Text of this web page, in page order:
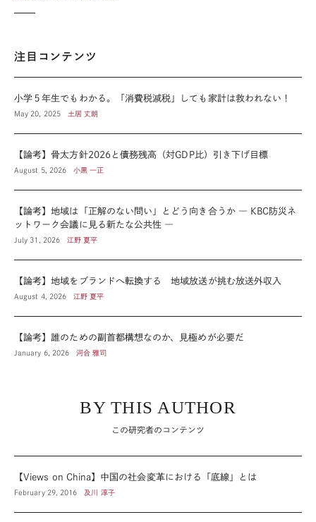
注目コンテンツ
小学５年生でもわかる。「消費税減税」しても家計は救われない！
May 20, 2025 土居 丈朗
【論考】骨太方針2026と債務残高（対GDP比）引き下げ目標
August 5, 2026 小黒 一正
【論考】地域は「正解のない問い」とどう向き合うか ― KBC防災ネ
ットワーク会議に見る新たな公共性 ―
July 31, 2026 江野 夏平
【論考】地域をブランドへ転換する 地域放送が挑む放送外収入
August 4, 2026 江野 夏平
【論考】誰のための副首都構想なのか、見極めが必要だ
January 6, 2026 河合 雅司
BY THIS AUTHOR
この研究者のコンテンツ
【Views on China】中国の社会変革における「底線」とは
February 29, 2016 及川 淳子